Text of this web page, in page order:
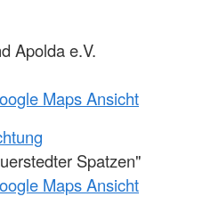
Apolda e.V.
Maps Ansicht
Spatzen"
Maps Ansicht